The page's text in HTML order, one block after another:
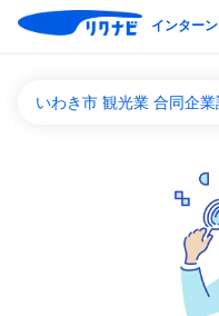
インターン